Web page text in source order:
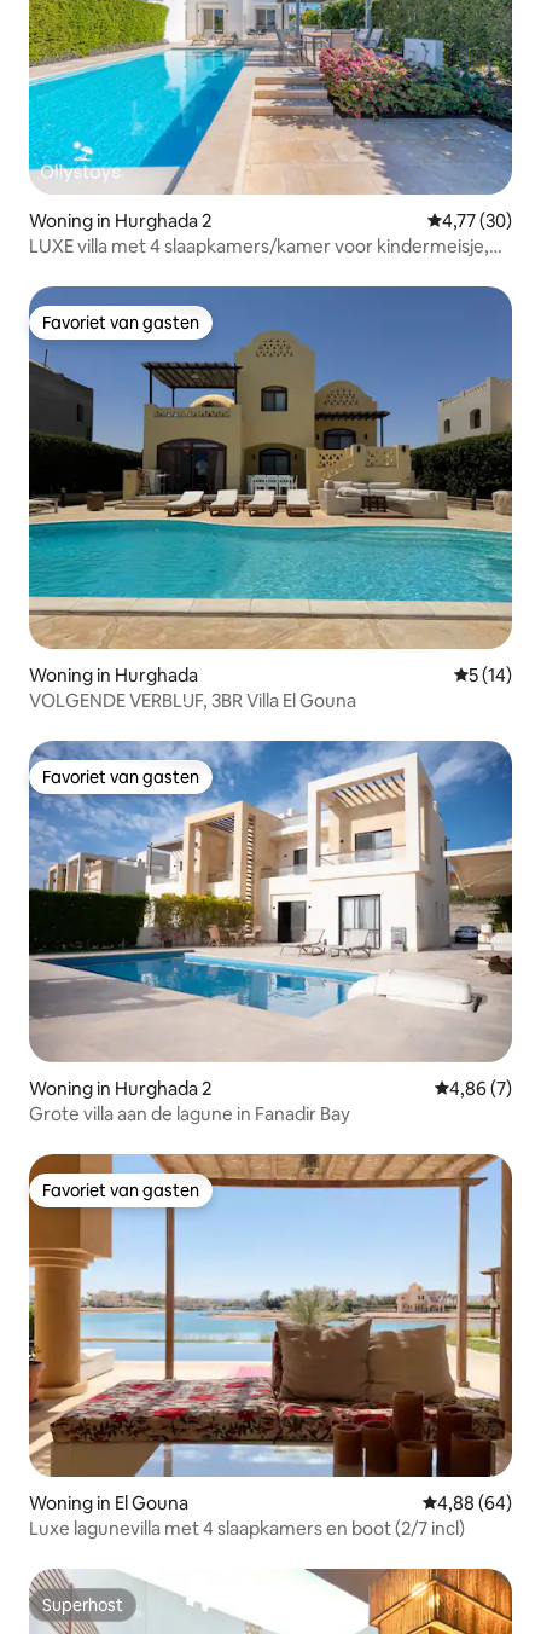
Woning in Hurghada 2 Gemiddelde
4,77 (30)
LUXE villa met 4 slaapkamers/kamer voor kindermeisje,
Favoriet van gasten
Favoriet van gasten
Woning in Hurghada
5 (14)
VOLGENDE VERBLIJF, 3BR Villa El Gouna
Favoriet van gasten
Favoriet van gasten
Woning in Hurghada 2 Gemiddelde
4,86 (7)
Grote villa aan de lagune in Fanadir Bay
Favoriet van gasten
Favoriet van gasten
Woning in El Gouna Gemiddelde
4,88 (64)
Luxe lagunevilla met 4 slaapkamers en boot (2/7 incl)
Superhost
Superhost